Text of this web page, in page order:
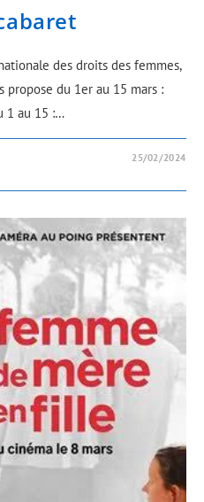
des droits des femmes,
propose du 1er au 15 mars :
1 au 15 :…
25/02/2024